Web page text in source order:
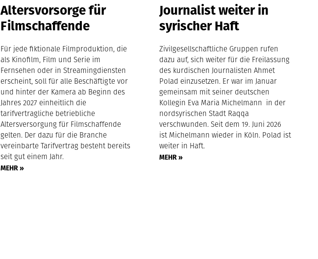
Altersvorsorge für
Filmschaffende
Für jede fiktionale Filmproduktion, die
als Kinofilm, Film und Serie im
Fernsehen oder in Streamingdiensten
erscheint, soll für alle Beschäftigte vor
und hinter der Kamera ab Beginn des
Jahres 2027 einheitlich die
tarifvertragliche betriebliche
Altersversorgung für Filmschaffende
gelten. Der dazu für die Branche
vereinbarte Tarifvertrag besteht bereits
seit gut einem Jahr.
MEHR »
Journalist weiter in
syrischer Haft
Zivilgesellschaftliche Gruppen rufen
dazu auf, sich weiter für die Freilassung
des kurdischen Journalisten Ahmet
Polad einzusetzen. Er war im Januar
gemeinsam mit seiner deutschen
Kollegin Eva Maria Michelmann in der
nordsyrischen Stadt Raqqa
verschwunden. Seit dem 19. Juni 2026
ist Michelmann wieder in Köln. Polad ist
weiter in Haft.
MEHR »